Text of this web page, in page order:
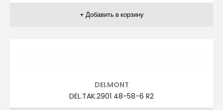
DELMONT
DEL.TAK.2841 48-58-6 R14